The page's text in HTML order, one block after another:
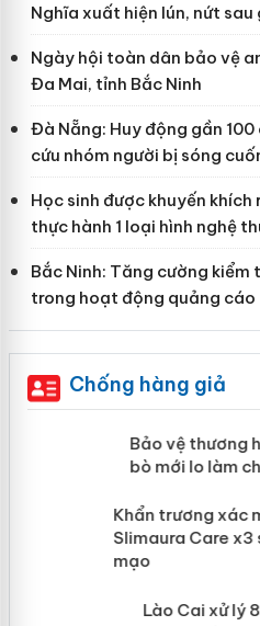
Nghĩa xuất hiện lún, nứt
Ngày hội toàn dân bảo vệ
Đa Mai, tỉnh Bắc Ninh
Đà Nẵng: Huy động gần
cứu nhóm người bị sóng
Học sinh được khuyến khích
thực hành 1 loại hình nghệ
Bắc Ninh: Tăng cường kiểm
trong hoạt động quảng cáo
Chống hàng giả
Bảo vệ
“mất bò mới
Slimaura Care